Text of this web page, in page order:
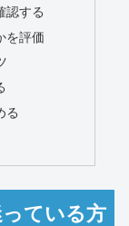
認する
を評価
る
ている方